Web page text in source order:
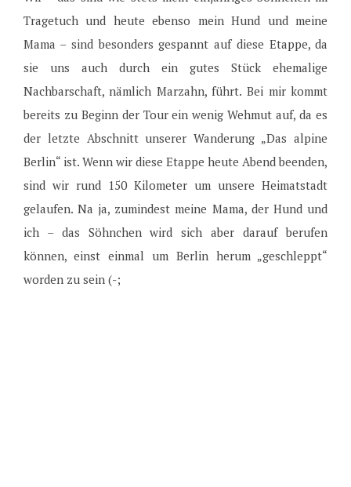
Tragetuch und heute ebenso mein Hund und meine
Mama – sind besonders gespannt auf diese Etappe, da
sie uns auch durch ein gutes Stück ehemalige
Nachbarschaft, nämlich Marzahn, führt. Bei mir kommt
bereits zu Beginn der Tour ein wenig Wehmut auf, da es
der letzte Abschnitt unserer Wanderung „Das alpine
Berlin“ ist. Wenn wir diese Etappe heute Abend beenden,
sind wir rund 150 Kilometer um unsere Heimatstadt
gelaufen. Na ja, zumindest meine Mama, der Hund und
ich – das Söhnchen wird sich aber darauf berufen
können, einst einmal um Berlin herum „geschleppt“
worden zu sein (-;